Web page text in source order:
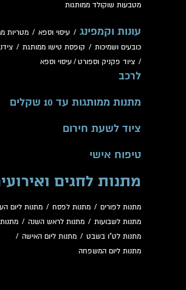
מטבעות שוקולד ממותגות
עונות וקמפינג / עיסוי וספא / מטריות
כובעים ושמיכות / קופסת טישו ממותגת /
/ ציוד פקניק וספורט / עיסוי וספא
לרכב
מתנות ממותגות עד 10 שקלים
ציוד לשעת חירום
טיפוח אישי
מתנות לחגים
מתנות לפורים / מתנות לפסח / מתנות ליום
מתנות לשבועות / מתנות לראש השנה /
מתנות לט"ו בשבט / מתנות ליום האישה /
מתנות ליום המשפחה